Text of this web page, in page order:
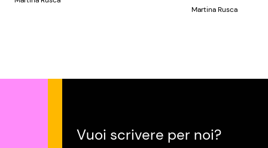
Martina Rusca
Vuoi scrivere per noi?